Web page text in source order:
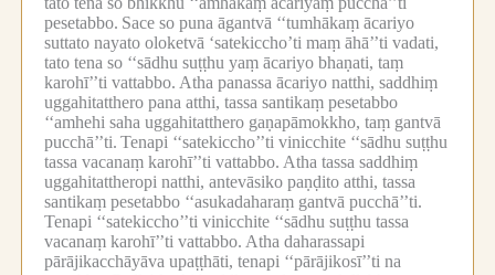
pesetabbo. Sace so puna āgantvā ‘‘tumhākaṃ ācariyo
suttato nayato oloketvā ‘satekiccho’ti maṃ āhā’’ti vadati,
tato tena so ‘‘sādhu suṭṭhu yaṃ ācariyo bhaṇati, taṃ
karohī’’ti vattabbo. Atha panassa ācariyo natthi, saddhiṃ
uggahitatthero pana atthi, tassa santikaṃ pesetabbo
‘‘amhehi saha uggahitatthero gaṇapāmokkho, taṃ gantvā
pucchā’’ti. Tenapi ‘‘satekiccho’’ti vinicchite ‘‘sādhu suṭṭhu
tassa vacanaṃ karohī’’ti vattabbo. Atha tassa saddhiṃ
uggahitattheropi natthi, antevāsiko paṇḍito atthi, tassa
santikaṃ pesetabbo ‘‘asukadaharaṃ gantvā pucchā’’ti.
Tenapi ‘‘satekiccho’’ti vinicchite ‘‘sādhu suṭṭhu tassa
vacanaṃ karohī’’ti vattabbo. Atha daharassapi
pārājikacchāyāva upaṭṭhāti, tenapi ‘‘pārājikosī’’ti na